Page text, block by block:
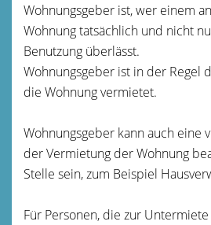
Wohnungsgeber ist, wer einem
Wohnung tatsächlich und nicht
Benutzung überlässt.
Wohnungsgeber ist in der Regel
die Wohnung vermietet.
Wohnungsgeber kann auch eine
der Vermietung der Wohnung
Stelle sein, zum Beispiel
Für Personen, die zur